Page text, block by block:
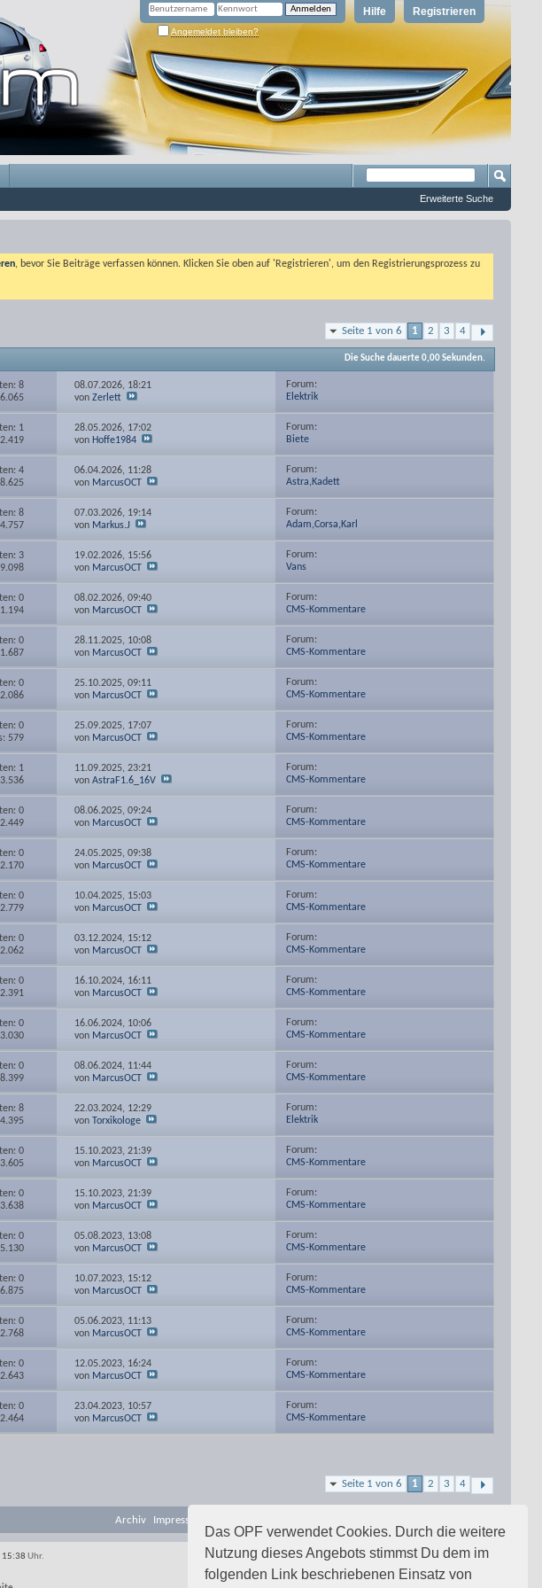
Das OPF verwendet Cookies. Durch die weitere
Nutzung dieses Angebots stimmst Du dem im
folgenden Link beschriebenen Einsatz von
Registrieren
Hilfe
Angemeldet bleiben?
Erweiterte Suche
, bevor Sie Beiträge verfassen können. Klicken Sie oben auf 'Registrieren', um den Registrierungsprozess zu
Seite 1 von 6 1 2 3 4
Die Suche dauerte 0,00Sekunden.
8
08.07.2026, 18:21
vonZerlett
Forum:
Elektrik
1
28.05.2026, 17:02
vonHoffe1984
Forum:
Biete
4
06.04.2026, 11:28
von MarcusOCT
Forum:
Astra,Kadett
8
07.03.2026, 19:14
von Markus.J
Forum:
Adam,Corsa,Karl
3
19.02.2026, 15:56
von MarcusOCT
Forum:
Vans
0
08.02.2026,09:40
von MarcusOCT
Forum:
CMS-Kommentare
0
28.11.2025, 10:08
von MarcusOCT
Forum:
CMS-Kommentare
0
25.10.2025,09:11
von MarcusOCT
Forum:
CMS-Kommentare
0
579
25.09.2025, 17:07
von MarcusOCT
Forum:
CMS-Kommentare
1
11.09.2025,23:21
vonAstraF1.6_16V
Forum:
CMS-Kommentare
0
08.06.2025,09:24
von MarcusOCT
Forum:
CMS-Kommentare
0
24.05.2025,09:38
von MarcusOCT
Forum:
CMS-Kommentare
0
10.04.2025, 15:03
von MarcusOCT
Forum:
CMS-Kommentare
0
03.12.2024, 15:12
von MarcusOCT
Forum:
CMS-Kommentare
0
16.10.2024, 16:11
von MarcusOCT
Forum:
CMS-Kommentare
0
16.06.2024, 10:06
von MarcusOCT
Forum:
CMS-Kommentare
0
08.06.2024, 11:44
von MarcusOCT
Forum:
CMS-Kommentare
8
22.03.2024, 12:29
von Torxikologe
Forum:
Elektrik
0
15.10.2023,21:39
von MarcusOCT
Forum:
CMS-Kommentare
0
15.10.2023,21:39
von MarcusOCT
Forum:
CMS-Kommentare
0
05.08.2023, 13:08
von MarcusOCT
Forum:
CMS-Kommentare
0
10.07.2023, 15:12
von MarcusOCT
Forum:
CMS-Kommentare
0
05.06.2023, 11:13
von MarcusOCT
Forum:
CMS-Kommentare
0
12.05.2023, 16:24
von MarcusOCT
Forum:
CMS-Kommentare
0
23.04.2023, 10:57
von MarcusOCT
Forum:
CMS-Kommentare
Seite 1 von 6 1 2 3 4
Archiv Impressum
15:38 Uhr.